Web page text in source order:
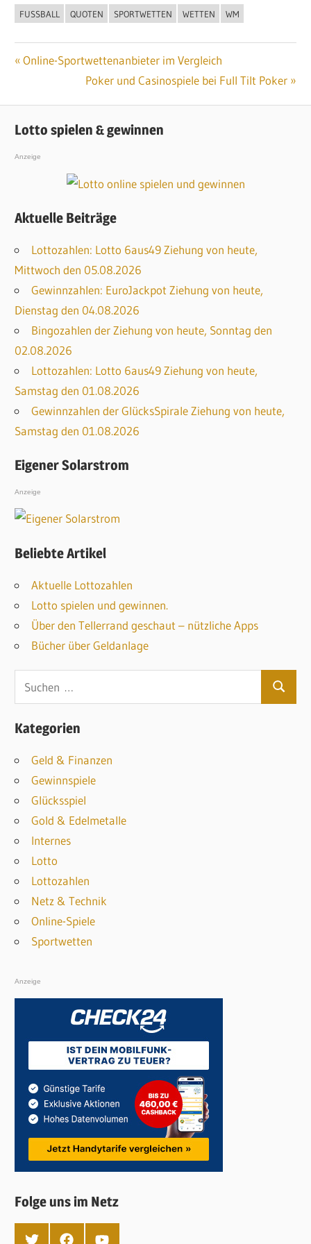
FUSSBALL QUOTEN SPORTWETTEN WETTEN WM
Beitragsnavigation
Vorheriger
Online-Sportwettenanbieter im Vergleich
Nächster
Poker und Casinospiele bei Full Tilt Poker
Lotto spielen & gewinnen
Anzeige
Aktuelle Beiträge
Lottozahlen: Lotto 6aus49 Ziehung von heute,
Mittwoch den 05.08.2026
Gewinnzahlen: EuroJackpot Ziehung von heute,
Dienstag den 04.08.2026
Bingozahlen der Ziehung von heute, Sonntag den
02.08.2026
Lottozahlen: Lotto 6aus49 Ziehung von heute,
Samstag den 01.08.2026
Gewinnzahlen der GlücksSpirale Ziehung von heute,
Samstag den 01.08.2026
Eigener Solarstrom
Anzeige
Beliebte Artikel
Aktuelle Lottozahlen
Lotto spielen und gewinnen.
Über den Tellerrand geschaut – nützliche Apps
Bücher über Geldanlage
u
c
e
n
n
a
c
h
:
Kategorien
Geld & Finanzen
Gewinnspiele
Glücksspiel
Gold & Edelmetalle
Internes
Lotto
Lottozahlen
Netz & Technik
Online-Spiele
Sportwetten
Anzeige
Folge uns im Netz
T
F
Y